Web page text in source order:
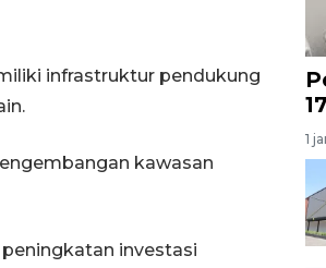
infrastruktur pendukung
kawasan
investasi
1